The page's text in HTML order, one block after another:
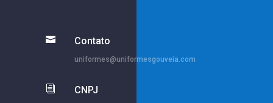
 Contato
uniformes@uniformesgouveia.com
i CNPJ